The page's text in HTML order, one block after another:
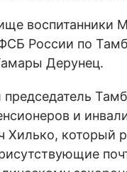
воспитанники
России по
Дерунец.
и
который